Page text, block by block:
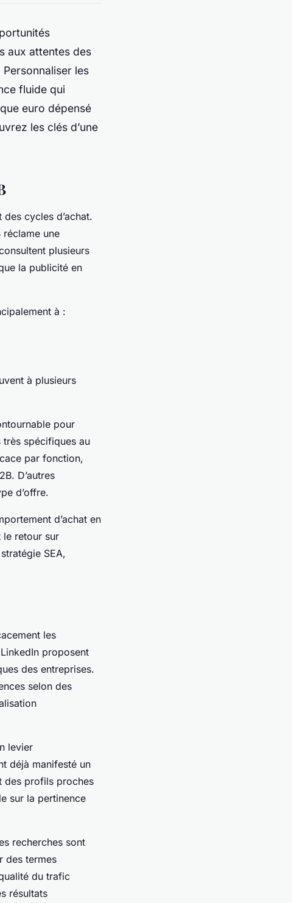
aux attentes des
les
fluide qui
euro dépensé
les clés d’une
cycles d’achat.
une
plusieurs
la publicité en
à :
à plusieurs
pour
spécifiques au
par fonction,
D’autres
d’offre.
d’achat en
le retour sur
SEA,
les
proposent
des entreprises.
selon des
levier
déjà manifesté un
des profils proches
sur la pertinence
recherches sont
des termes
du trafic
résultats